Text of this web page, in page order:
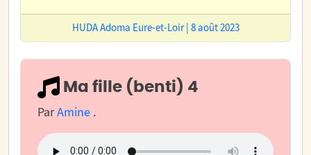
HUDA Adoma Eure-et-Loir | 8 août 2023
Ma fille (benti) 4
ParAmine .